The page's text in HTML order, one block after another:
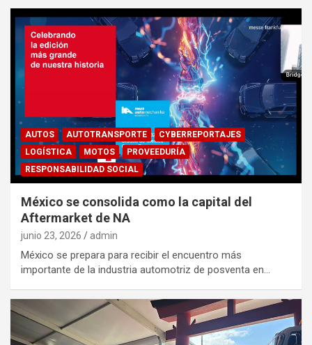
AUTOS AUTOTRANSPORTE
CYBERREPORTAJES
LOGÍSTICA
MOTOS
PROVEEDURÍA
RESPONSABILIDAD SOCIAL
México se consolida como la capital del
Aftermarket de NA
junio 23, 2026 admin
México se prepara para recibir el encuentro más
importante de la industria automotriz de posventa en…